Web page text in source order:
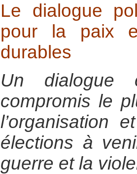
Le dialogue
pour la paix
durables
Un dialogue
compromis le
l’organisation
élections à
guerre et la